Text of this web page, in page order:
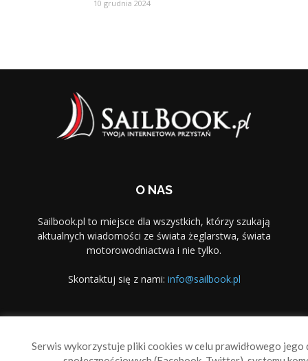
10 grudnia 2024
O NAS
Sailbook.pl to miejsce dla wszystkich, którzy szukają
aktualnych wiadomości ze świata żeglarstwa, świata
motorowodniactwa i nie tylko.
Skontaktuj się z nami: info@sailbook.pl
Serwis wykorzystuje pliki cookies w celu prawidłowego